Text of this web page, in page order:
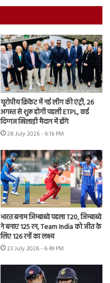
यूरोपीय क्रिकेट में नई लीग की एंट्री, 26
अगस्त से शुरू होगी पहली ETPL, कई
दिग्गज खिलाड़ी मैदान में होंगे
28 July 2026 - 6:16 PM
भारत बनाम जिम्बाब्वे पहला T20, जिम्बाब्वे
ने बनाए 125 रन, Team India को जीत के
लिए 126 रनों का लक्ष्य
23 July 2026 - 6:49 PM